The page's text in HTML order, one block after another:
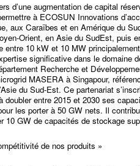
d’une augmentation de capital
à ECOSUN Innovations
aux Caraïbes et en Amérique du
Orient, en Asie du SudEst, puis
entre 10 kW et 10 MW
significative dans le domaine
Recherche et
MASERA à Singapour,
du Sud-Est. Ce partenariat
doubler entre 2015 et 2030 ses
les porter à 50 GW nets. Il
10 GW de capacités de stockage
de nos produits »